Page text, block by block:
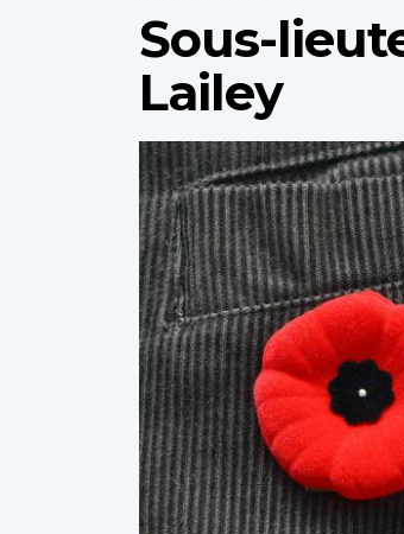
Sous-
Lailey
Profile
image